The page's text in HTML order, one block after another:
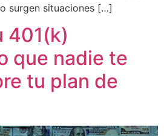
surgen situaciones […]
401(k)
que nadie te
tu plan de